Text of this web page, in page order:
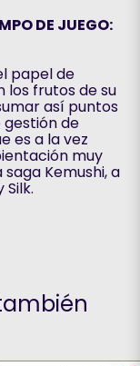
DE JUEGO:
papel de
los frutos de su
así puntos
gestión de
es a la vez
muy
Kemushi, a